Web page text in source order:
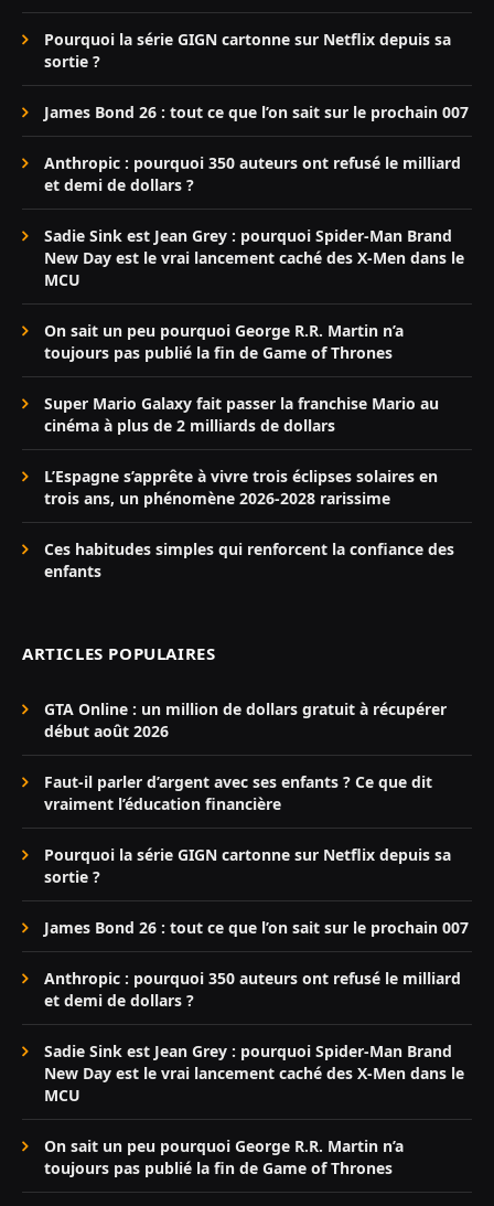
Pourquoi la série GIGN cartonne sur Netflix depuis sa
sortie ?
James Bond 26 : tout ce que l’on sait sur le prochain 007
Anthropic : pourquoi 350 auteurs ont refusé le milliard
et demi de dollars ?
Sadie Sink est Jean Grey : pourquoi Spider-Man Brand
New Day est le vrai lancement caché des X-Men dans le
MCU
On sait un peu pourquoi George R.R. Martin n’a
toujours pas publié la fin de Game of Thrones
Super Mario Galaxy fait passer la franchise Mario au
cinéma à plus de 2 milliards de dollars
L’Espagne s’apprête à vivre trois éclipses solaires en
trois ans, un phénomène 2026-2028 rarissime
Ces habitudes simples qui renforcent la confiance des
enfants
ARTICLES POPULAIRES
GTA Online : un million de dollars gratuit à récupérer
début août 2026
Faut-il parler d’argent avec ses enfants ? Ce que dit
vraiment l’éducation financière
Pourquoi la série GIGN cartonne sur Netflix depuis sa
sortie ?
James Bond 26 : tout ce que l’on sait sur le prochain 007
Anthropic : pourquoi 350 auteurs ont refusé le milliard
et demi de dollars ?
Sadie Sink est Jean Grey : pourquoi Spider-Man Brand
New Day est le vrai lancement caché des X-Men dans le
MCU
On sait un peu pourquoi George R.R. Martin n’a
toujours pas publié la fin de Game of Thrones